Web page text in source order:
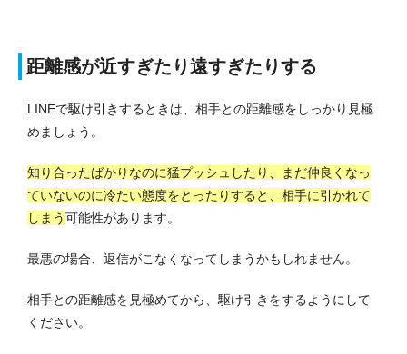
距離感が近すぎたり遠すぎたりする
LINEで駆け引きするときは、相手との距離感をしっかり見極
めましょう。
知り合ったばかりなのに猛プッシュしたり、まだ仲良くなっ
ていないのに冷たい態度をとったりすると、相手に引かれて
しまう可能性があります。
最悪の場合、返信がこなくなってしまうかもしれません。
相手との距離感を見極めてから、駆け引きをするようにして
ください。